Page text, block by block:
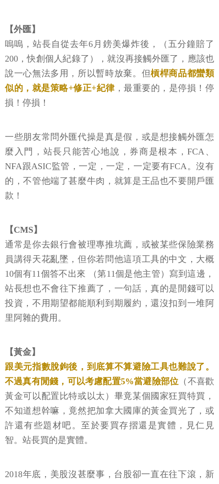
【外匯】
嗚嗚，站長自從去年6月鎊美爆炸後，（五分鐘賠了
200，快創個人紀錄了），就沒再接觸外匯了，應該也
說一心無法多用，所以暫時放棄。但槓桿商品都蠻類
似的，就是策略+修正+紀律，最重要的，是停損！停
損！停損！
一些朋友常問外匯代操是真是假，或是想接觸外匯怎
麼入門，站長只能苦心地說，券商是根本，FCA、
NFA跟ASIC監管，一定，一定，一定要有FCA。沒有
的，不管他端了甚麼牛肉，就算是王品也不要開戶匯
款！
【CMS】
通常是你去銀行會被理專推坑薦，或被某些保險業務
員講得天花亂墜，但你若問他這項工具的中文，大概
10個有11個答不出來 （第11個是他主管）寫到這邊，
站長想也不會往下推薦了，一句話，真的是閒錢可以
投資，不用期望都能順利到期履約，還沒扣到一堆阿
里阿雜的費用。
【黃金】
跟美元指數脫鉤後，到底算不算避險工具也難說了。
不過真有閒錢，可以考慮配置5%當避險部位 （不喜歡
黃金可以配置比特或以太）畢竟某個國家狂買特買，
不知道想幹嘛，竟然把加拿大國庫的黃金買光了，或
許還有些題材吧。至於要買存摺還是實體，見仁見
智。站長買的是實體。
2018年底，美股沒甚麼事，台股卻一直在往下滾，新